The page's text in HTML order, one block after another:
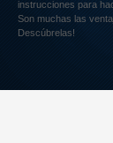
instrucciones para
Son muchas las
Descúbrelas!